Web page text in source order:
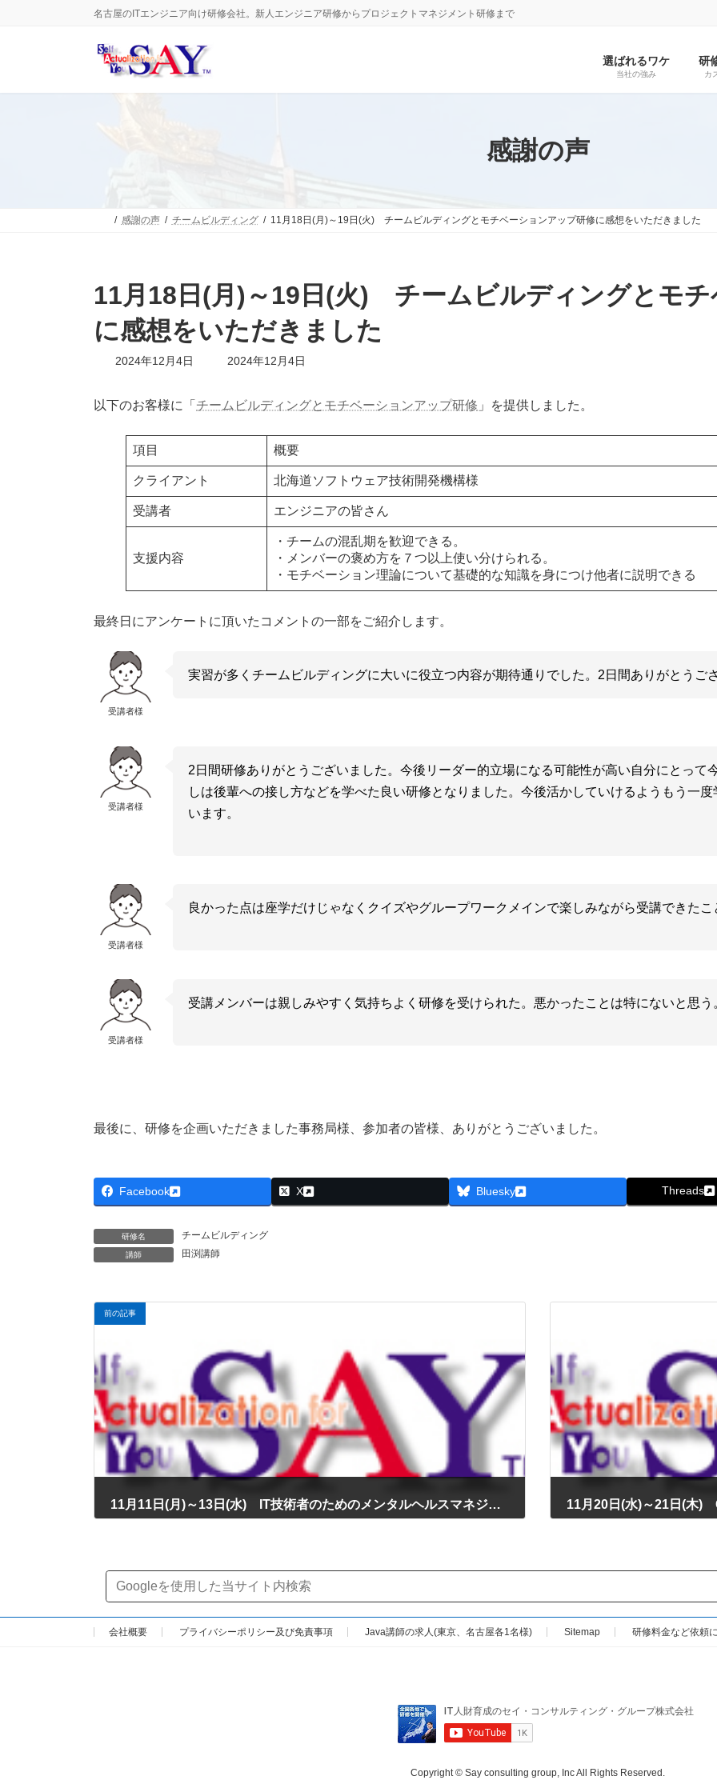
へ
ョ
名古屋のITエンジニア向け研修会社。新人エンジニア研修からプロジェクトマネジメント研修まで
選ばれるワケ
当社の強み
研
カ
感謝の声
感謝の声 チームビルディング 11月18日(月)～19日(火) チームビルディングとモチベーションアップ研修に感想をいただきました
11月18日(月)～19日(火) チームビルディングとモ
に感想をいただきました
2024年12月4日
最
新
2024年12月4日
以下のお客様に「 チームビルディングとモチベーションアップ研修 」を提供しました。
項目 概要
クライアント 北海道ソフトウェア技術開発機構様
受講者 エンジニアの皆さん
支援内容
・チームの混乱期を歓迎できる。
・メンバーの褒め方を７つ以上使い分けられる。
・モチベーション理論について基礎的な知識を身につけ他者に説明できる
最終日にアンケートに頂いたコメントの一部をご紹介します。
受講者様
実習が多くチームビルディングに大いに役立つ内容が期待通りでした。2日間ありがとうご
受講者様
2日間研修ありがとうございました。今後リーダー的立場になる可能性が高い自分にとって
しは後輩への接し方などを学べた良い研修となりました。今後活かしていけるようもう一
います。
受講者様
良かった点は座学だけじゃなくクイズやグループワークメインで楽しみながら受講できたこ
受講者様
受講メンバーは親しみやすく気持ちよく研修を受けられた。悪かったことは特にないと思う
最後に、研修を企画いただきました事務局様、参加者の皆様、ありがとうございました。
Facebook X Bluesky Threads
研修名 チームビルディング
講師 田渕講師
前の記事
11月11日(月)～13日(水) IT技術者のためのメンタルヘルスマネジメント研修に感想をいただきました
会社概要 プライバシーポリシー及び免責事項 Java講師の求人(東京、名古屋各1名様) Sitemap 研修料金など依頼
Copyright © Say consulting group, Inc All Rights Reserved.